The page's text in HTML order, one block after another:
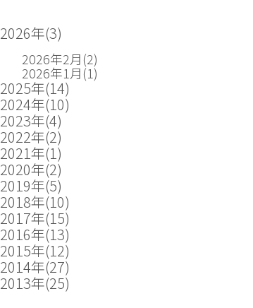
2026年(3)
2026年2月(2)
2026年1月(1)
2025年(14)
2024年(10)
2023年(4)
2022年(2)
2021年(1)
2020年(2)
2019年(5)
2018年(10)
2017年(15)
2016年(13)
2015年(12)
2014年(27)
2013年(25)